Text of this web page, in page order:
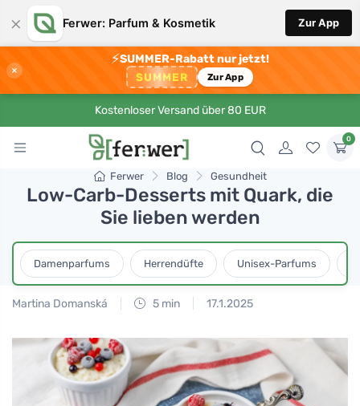
× Ferwer: Parfum & Kosmetik Zur App
×
⚡SUMMER-Rabatt nur jetzt!
SUMMER Zur App
Kostenloser Versand über 80 EUR
0
Ferwer Blog Gesundheit
Low-Carb-Desserts mit Quark, die
Sie lieben werden
Damenparfums Herrendüfte Unisex-Parfums
Martina Domanská 5 min 17.1.2025